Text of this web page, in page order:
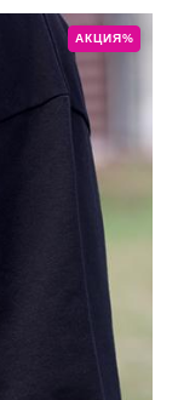
АКЦИЯ%